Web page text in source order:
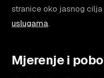
stranice oko jasnog
uslugama.
Mjerenje i